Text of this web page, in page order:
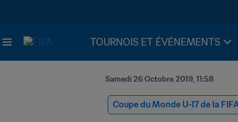
TOURNOIS ET ÉVÉNEMENTS
Samedi 26 Octobre 2019, 11:58
Coupe du Monde U-17 de la